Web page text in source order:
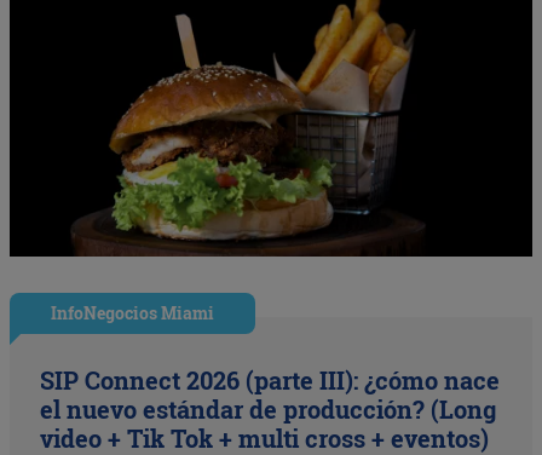
InfoNegocios Miami
SIP Connect 2026 (parte III): ¿cómo nace
el nuevo estándar de producción? (Long
video + Tik Tok + multi cross + eventos)